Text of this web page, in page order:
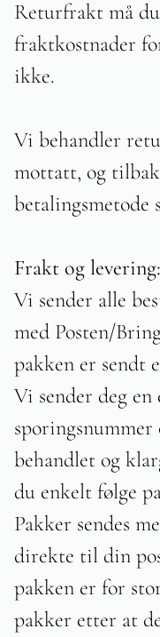
Returfrakt må
fraktkostnader
ikke.
Vi behandler
mottatt, og
betalingsmetode
Frakt og levering:
Vi sender alle
med Posten/
pakken er sendt
Vi sender deg en
behandlet og
du enkelt følge
Pakker sendes
direkte til din
pakken er for
pakker etter at